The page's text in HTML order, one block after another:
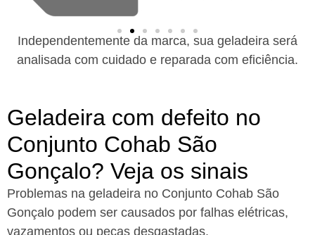
Independentemente da marca, sua geladeira será
analisada com cuidado e reparada com eficiência.
Geladeira com defeito no
Conjunto Cohab São
Gonçalo? Veja os sinais
Problemas na geladeira no Conjunto Cohab São
Gonçalo podem ser causados por falhas elétricas,
vazamentos ou peças desgastadas.